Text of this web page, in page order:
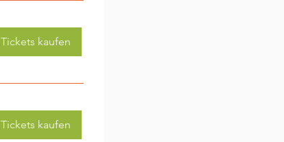
Tickets kaufen
Tickets kaufen